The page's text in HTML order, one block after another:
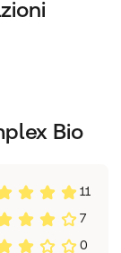
Bio
11
7
0